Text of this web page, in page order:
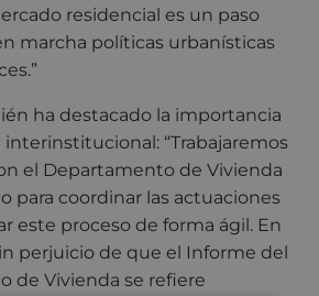
residencial es un paso
marcha políticas urbanísticas
ha destacado la importancia
“Trabajaremos
el Departamento de Vivienda
para coordinar las actuaciones
este proceso de forma ágil. En
perjuicio de que el Informe del
de Vivienda se refiere